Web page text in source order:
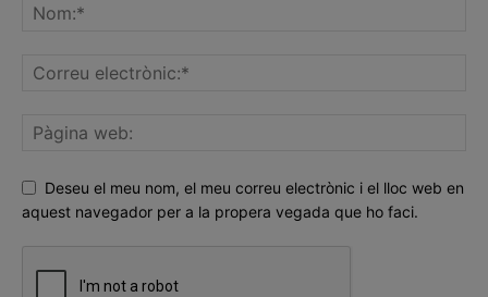
Deseu el meu nom, el meu correu electrònic i el lloc web en
aquest navegador per a la propera vegada que ho faci.